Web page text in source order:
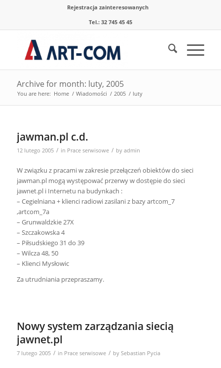
Rejestracja zainteresowanych
Tel.: 32 745 45 45
Archive for month: luty, 2005
You are here: Home / Wiadomości / 2005 / luty
jawman.pl c.d.
12 lutego 2005 / in Prace serwisowe / by admin
W związku z pracami w zakresie przełączeń obiektów do sieci
jawman.pl mogą występować przerwy w dostępie do sieci
jawnet.pl i Internetu na budynkach :
– Cegielniana + klienci radiowi zasilani z bazy artcom_7
,artcom_7a
– Grunwaldzkie 27X
– Szczakowska 4
– Piłsudskiego 31 do 39
– Wilcza 48, 50
– Klienci Mysłowic
Za utrudniania przepraszamy.
Nowy system zarządzania siecią
jawnet.pl
7 lutego 2005 / in Prace serwisowe / by Sebastian Pycia